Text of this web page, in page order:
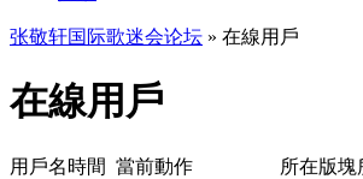
张敬轩国际歌迷会论坛 » 在線用戶
在線用戶
用戶名時間 當前動作 所在版塊